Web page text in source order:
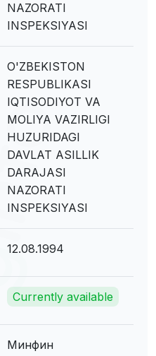
NAZORATI
INSPEKSIYASI
O'ZBEKISTON
RESPUBLIKASI
IQTISODIYOT VA
MOLIYA VAZIRLIGI
HUZURIDAGI
DAVLAT ASILLIK
DARAJASI
NAZORATI
INSPEKSIYASI
12.08.1994
Currently available
Минфин